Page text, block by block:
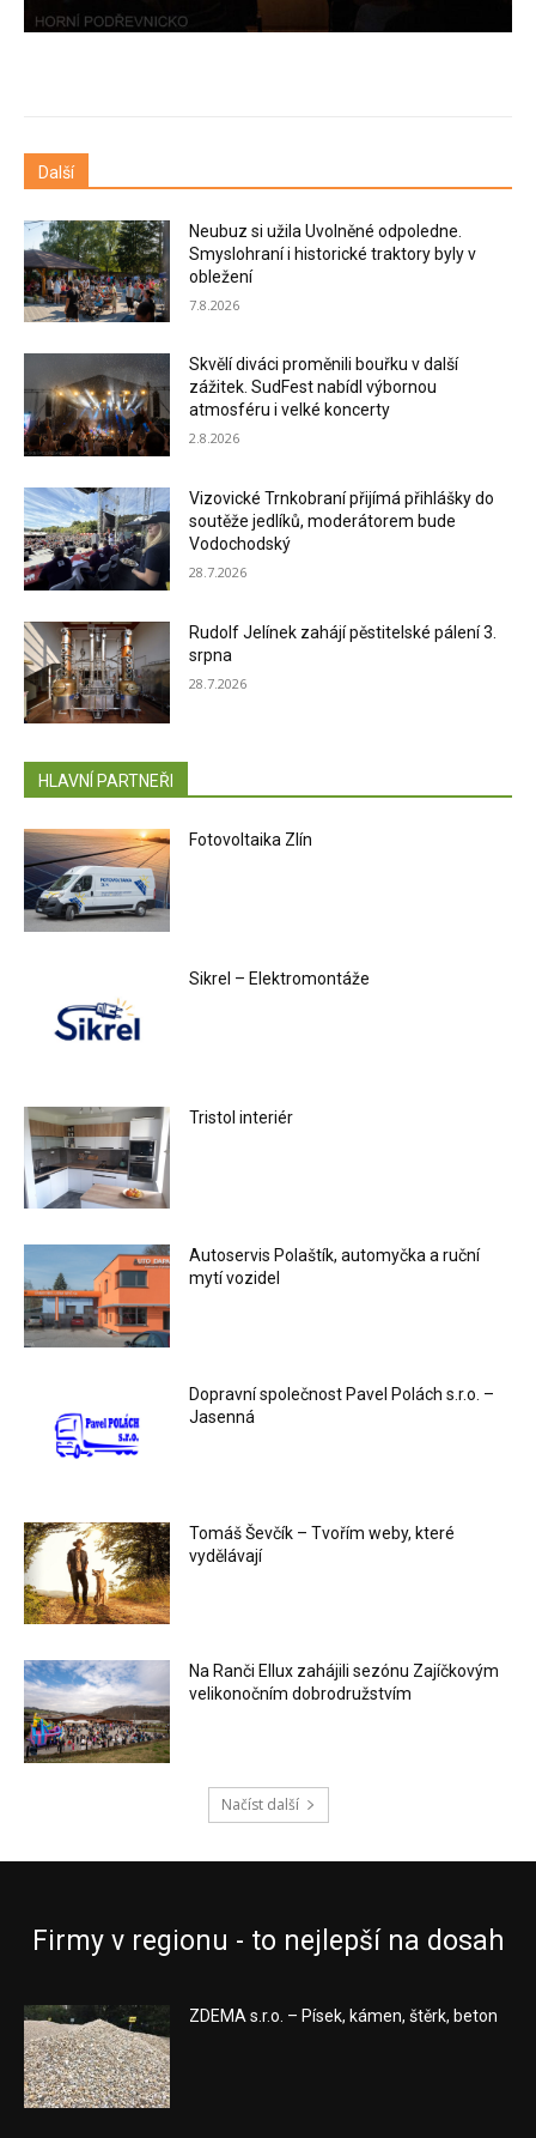
Další
Neubuz si užila Uvolněné odpoledne.
Smyslohraní i historické traktory byly v
obležení
7.8.2026
Skvělí diváci proměnili bouřku v další
zážitek. SudFest nabídl výbornou
atmosféru i velké koncerty
2.8.2026
Vizovické Trnkobraní přijímá přihlášky do
soutěže jedlíků, moderátorem bude
Vodochodský
28.7.2026
Rudolf Jelínek zahájí pěstitelské pálení 3.
srpna
28.7.2026
HLAVNÍ PARTNEŘI
Fotovoltaika Zlín
Sikrel – Elektromontáže
Tristol interiér
Autoservis Polaštík, automyčka a ruční
mytí vozidel
Dopravní společnost Pavel Polách s.r.o. –
Jasenná
Tomáš Ševčík – Tvořím weby, které
vydělávají
Na Ranči Ellux zahájili sezónu Zajíčkovým
velikonočním dobrodružstvím
Načíst další
Firmy v regionu - to nejlepší na dosah
ZDEMA s.r.o. – Písek, kámen, štěrk, beton